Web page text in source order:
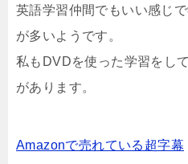
英語学習仲間でもいい感じ
が多いようです。
私もDVDを使った学習をし
があります。
Amazonで売れている超字幕